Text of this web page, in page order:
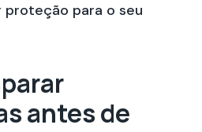
para o seu
antes de